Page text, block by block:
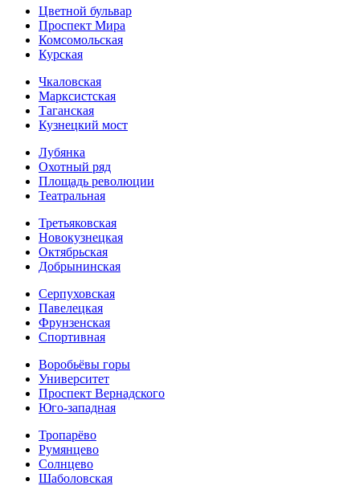
Цветной бульвар
Проспект Мира
Комсомольская
Курская
Чкаловская
Марксистская
Таганская
Кузнецкий мост
Лубянка
Охотный ряд
Площадь революции
Театральная
Третьяковская
Новокузнецкая
Октябрьская
Добрынинская
Серпуховская
Павелецкая
Фрунзенская
Спортивная
Воробьёвы горы
Университет
Проспект Вернадского
Юго-западная
Тропарёво
Румянцево
Солнцево
Шаболовская